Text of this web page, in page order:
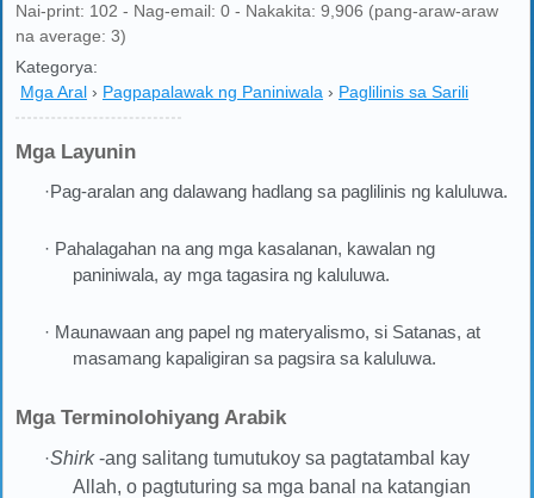
Nai-print: 102 - Nag-email: 0 - Nakakita: 9,906 (pang-araw-araw
na average: 3)
Kategorya:
Mga Aral › Pagpapalawak ng Paniniwala › Paglilinis sa Sarili
Mga Layunin
·Pag-aralan ang dalawang hadlang sa paglilinis ng kaluluwa.
· Pahalagahan na ang mga kasalanan, kawalan ng
paniniwala, ay mga tagasira ng kaluluwa.
· Maunawaan ang papel ng materyalismo, si Satanas, at
masamang kapaligiran sa pagsira sa kaluluwa.
Mga Terminolohiyang Arabik
·Shirk-ang salitang tumutukoy sa pagtatambal kay
Allah, o pagtuturing sa mga banal na katangian